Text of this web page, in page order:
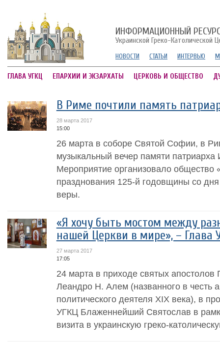
ИНФОРМАЦИОННЫЙ
Украинской Греко-Католической
НОВОСТИ СТАТЬИ ИНТЕРВЬЮ
ГЛАВА УГКЦ ЕПАРХИИ И ЭКЗАРХАТЫ ЦЕРКОВЬ И ОБЩЕСТВО
В Риме почтили память
28 марта 2017
15:00
26 марта в соборе Святой Софии, в
музыкальный вечер памяти
Мероприятие организовало
празднования 125-й годовщины со
веры.
«Я хочу быть мостом между
нашей Церкви в мире», – Глава
27 марта 2017
17:05
24 марта в приходе святых апостолов
Леандро Н. Алем (названного в честь
политического деятеля XIX века), в
УГКЦ Блаженнейший Святослав в
визита в украинскую греко-